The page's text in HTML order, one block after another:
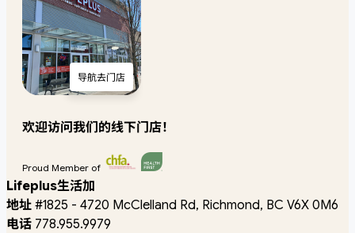
导航去门店
欢迎访问我们的线下门店！
Proud Member of
Lifeplus生活加
地址 #1825 - 4720 McClelland Rd, Richmond, BC V6X 0M6
电话 778.955.9979